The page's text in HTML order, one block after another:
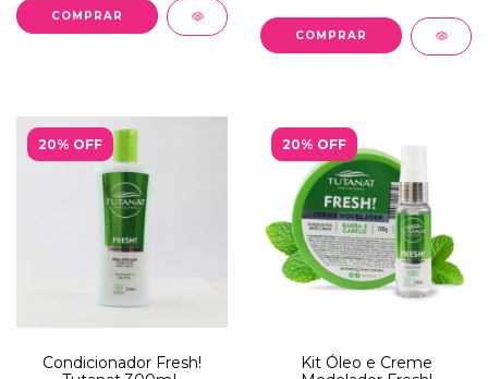
20% OFF
Condicionador Fresh!
20% OFF
Kit Óleo e Creme